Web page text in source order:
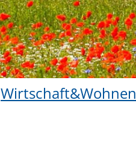
Wirtschaft&Wohnen